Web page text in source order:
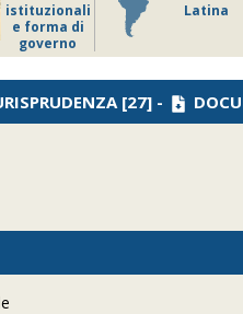
istituzionali
e forma di
governo
Latina
[27] -